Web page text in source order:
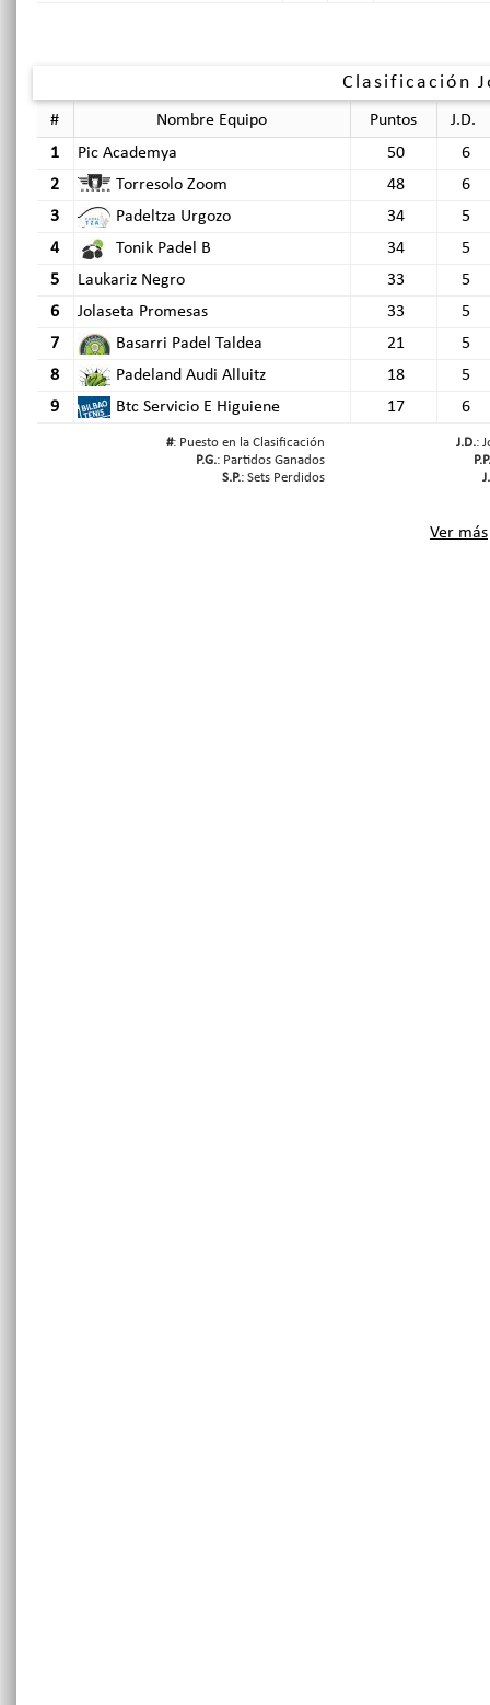
Clasificación
# Nombre Equipo Puntos
J.D.
1
Pic Academya 50
6
2
Torresolo Zoom 48
6
3
Padeltza Urgozo 34
5
4
Tonik Padel B 34
5
5
Laukariz Negro 33
5
6
Jolaseta Promesas 33
5
7
Basarri Padel Taldea 21
5
8
Padeland Audi Alluitz 18
5
9
Btc Servicio E Higuiene 17 6
#: Puesto en la Clasificación J.D.:
P.G.: Partidos Ganados
P.P.
S.P.: Sets Perdidos
Ver más